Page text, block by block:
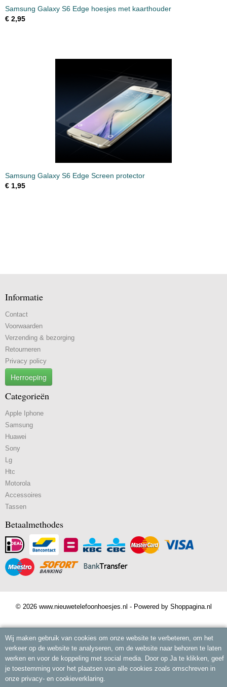
Samsung Galaxy S6 Edge hoesjes met kaarthouder
€ 2,95
Samsung Galaxy S6 Edge Screen protector
€ 1,95
Informatie
Contact
Voorwaarden
Verzending & bezorging
Retourneren
Privacy policy
Herroeping
Categorieën
Apple Iphone
Samsung
Huawei
Sony
Lg
Htc
Motorola
Accessoires
Tassen
Betaalmethodes
© 2026 www.nieuwetelefoonhoesjes.nl - Powered by Shoppagina.nl
Wij maken gebruik van cookies om onze website te verbeteren, om het
verkeer op de website te analyseren, om de website naar behoren te laten
werken en voor de koppeling met social media. Door op Ja te klikken, geef
je toestemming voor het plaatsen van alle cookies zoals omschreven in
onze privacy- en cookieverklaring.